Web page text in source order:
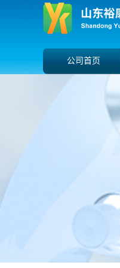
公司首页